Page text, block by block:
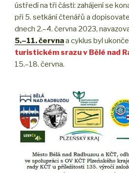
ústředí na tři části: zahájení se
při 5. setkání čtenářů a
dnech 2.–4. června 2023,
5.–11. červnaa cyklus byl
turistickém srazu v Bělé nad
15.–18. června.